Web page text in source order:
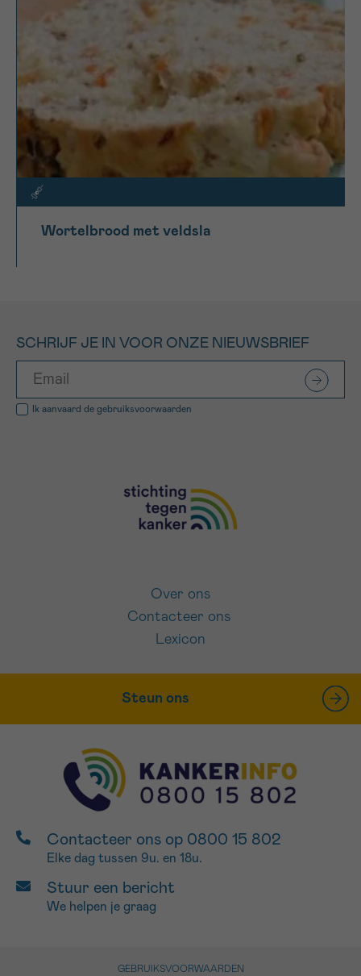
Wortelbrood met veldsla
SCHRIJF JE IN VOOR ONZE NIEUWSBRIEF
Ik aanvaard de gebruiksvoorwaarden
Over ons
Contacteer ons
Lexicon
Steun ons
Contacteer ons op 0800 15 802
Elke dag tussen 9u. en 18u.
Stuur een bericht
We helpen je graag
GEBRUIKSVOORWAARDEN